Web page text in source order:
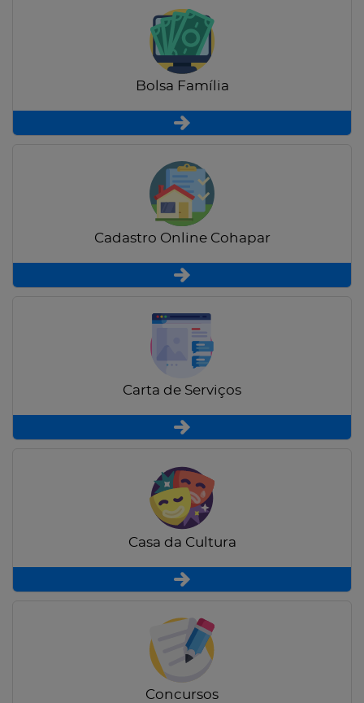
Bolsa Família
Cadastro Online Cohapar
Carta de Serviços
Casa da Cultura
Concursos